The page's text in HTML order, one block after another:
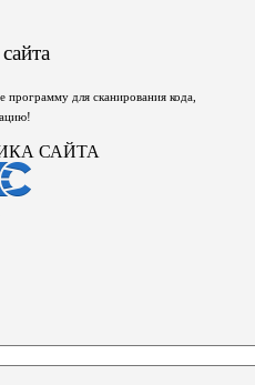
программу для сканирования кода,
САЙТА